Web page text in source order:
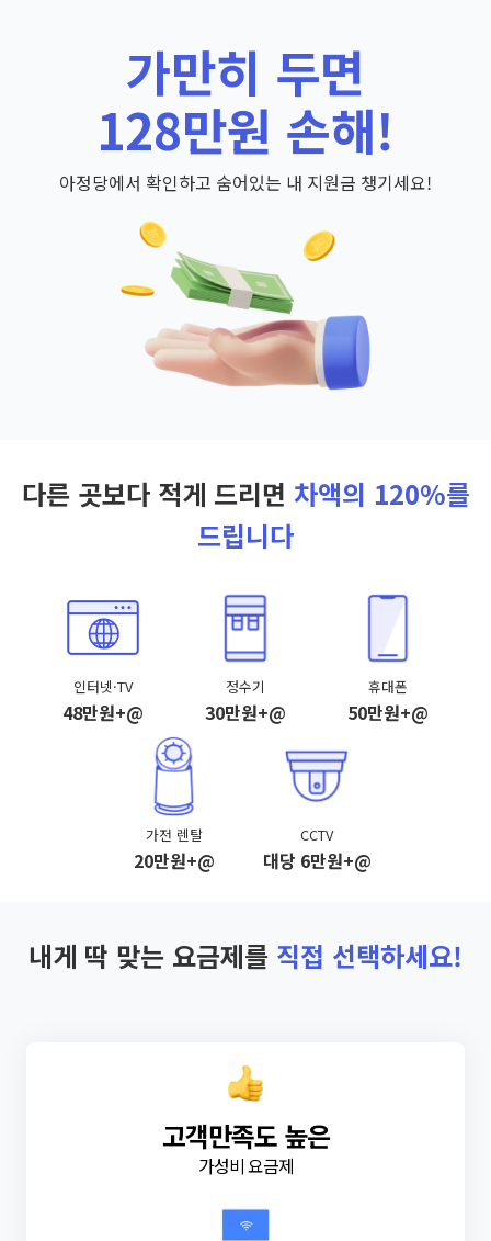
가만히 두면
128만원 손해!
아정당에서 확인하고 숨어있는 내 지원금 챙기세요!
다른 곳보다 적게 드리면 차액의 120%를
드립니다
인터넷·TV
48만원+@
정수기
30만원+@
휴대폰
50만원+@
가전 렌탈
20만원+@
CCTV
대당 6만원+@
내게 딱 맞는 요금제를 직접 선택하세요!
고객만족도 높은
가성비 요금제